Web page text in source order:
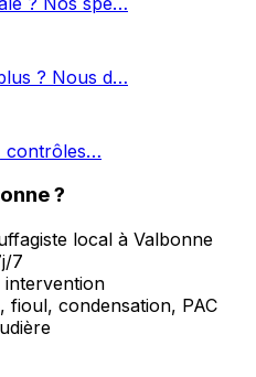
? Nous d…
contrôles…
?
local à Valbonne
7
intervention
fioul, condensation, PAC